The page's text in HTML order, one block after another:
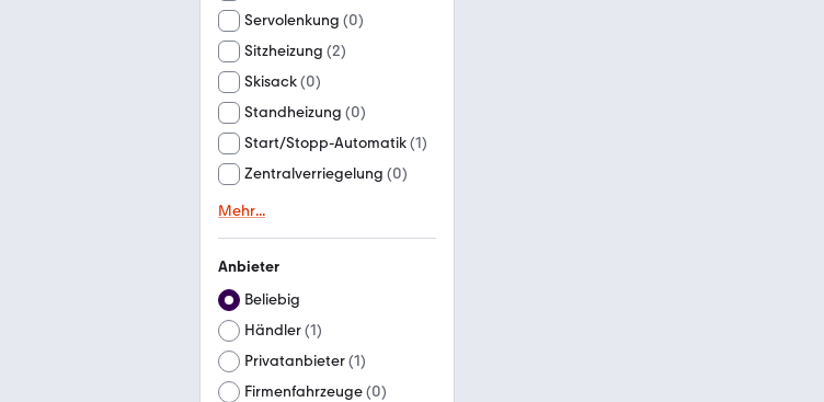
Servolenkung (0)
Sitzheizung (2)
Skisack(0)
Standheizung (0)
Start/Stopp-Automatik(1)
Zentralverriegelung (0)
Mehr...
Anbieter
Beliebig
Händler(1)
Privatanbieter(1)
Firmenfahrzeuge(0)